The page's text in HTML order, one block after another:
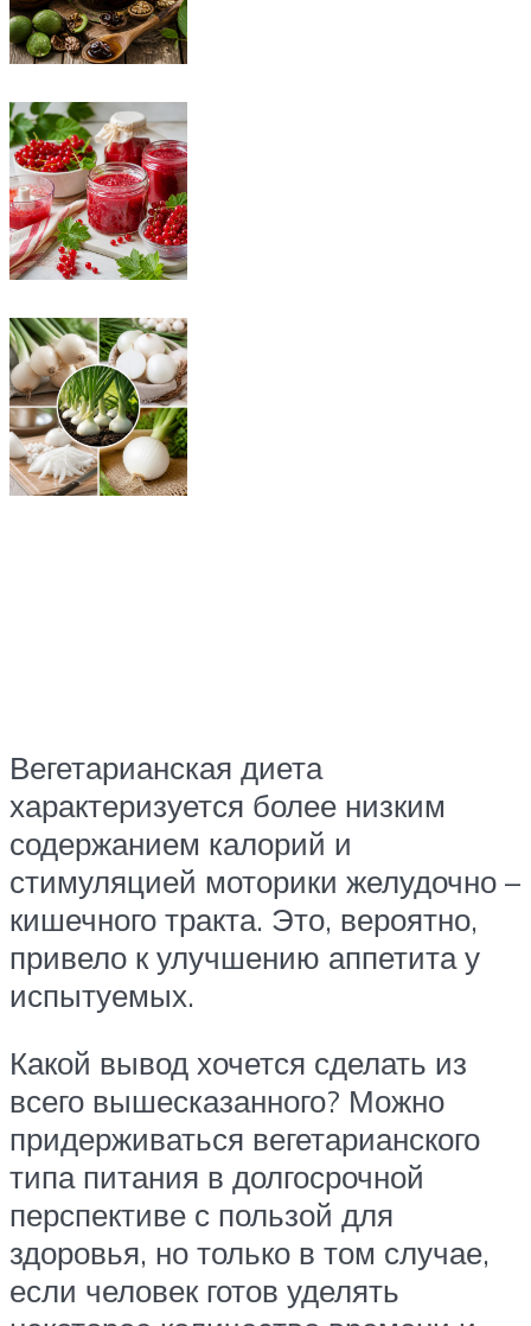
Вегетарианская диета
характеризуется более низким
содержанием калорий и
стимуляцией моторики желудочно –
кишечного тракта. Это, вероятно,
привело к улучшению аппетита у
испытуемых.
Какой вывод хочется сделать из
всего вышесказанного? Можно
придерживаться вегетарианского
типа питания в долгосрочной
перспективе с пользой для
здоровья, но только в том случае,
если человек готов уделять